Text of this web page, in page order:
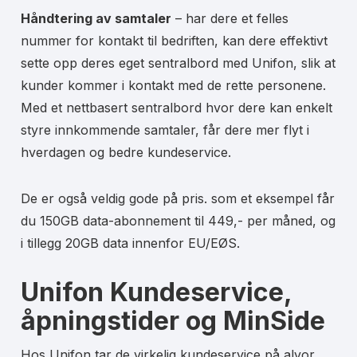
Håndtering av samtaler – har dere et felles
nummer for kontakt til bedriften, kan dere effektivt
sette opp deres eget sentralbord med Unifon, slik at
kunder kommer i kontakt med de rette personene.
Med et nettbasert sentralbord hvor dere kan enkelt
styre innkommende samtaler, får dere mer flyt i
hverdagen og bedre kundeservice.
De er også veldig gode på pris. som et eksempel får
du 150GB data-abonnement til 449,- per måned, og
i tillegg 20GB data innenfor EU/EØS.
Unifon Kundeservice,
åpningstider og MinSide